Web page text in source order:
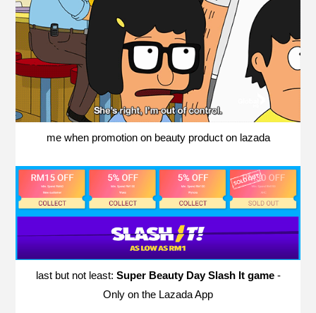
me when promotion on beauty product on lazada
last but not least: Super Beauty Day Slash It game-
Only on the Lazada App